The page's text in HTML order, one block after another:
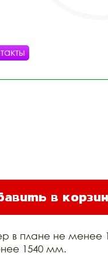
в
в плане не менее
1540 мм.